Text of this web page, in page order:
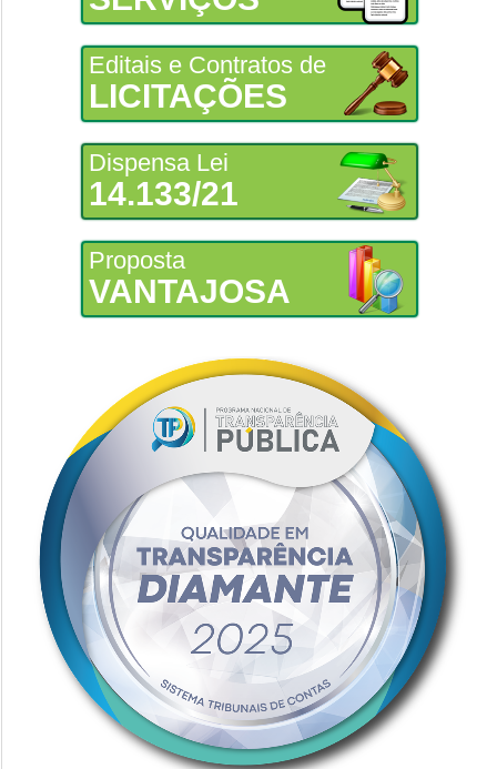
Editais e Contratos de
LICITAÇÕES
Dispensa Lei
14.133/21
Proposta
VANTAJOSA